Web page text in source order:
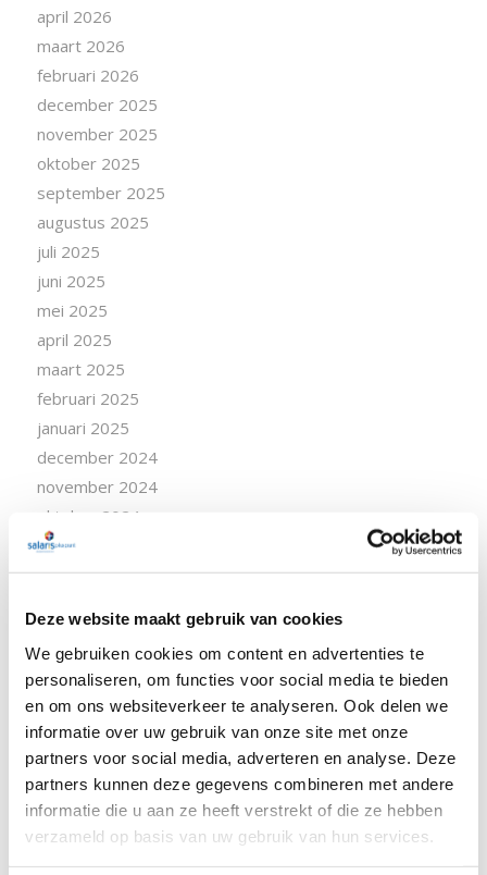
Deze website maakt gebruik van cookies
We gebruiken cookies om content en advertenties te
personaliseren, om functies voor social media te bieden
en om ons websiteverkeer te analyseren. Ook delen we
informatie over uw gebruik van onze site met onze
partners voor social media, adverteren en analyse. Deze
partners kunnen deze gegevens combineren met andere
informatie die u aan ze heeft verstrekt of die ze hebben
verzameld op basis van uw gebruik van hun services.
april 2026
maart 2026
februari 2026
december 2025
november 2025
oktober 2025
september 2025
augustus 2025
juli 2025
juni 2025
mei 2025
april 2025
maart 2025
februari 2025
januari 2025
december 2024
november 2024
oktober 2024
september 2024
augustus 2024
april 2024
maart 2024
februari 2024
januari 2024
december 2023
november 2023
oktober 2023
september 2023